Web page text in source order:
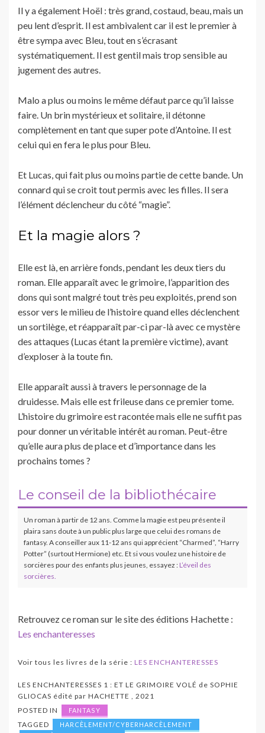
Il y a également Hoël : très grand, costaud, beau, mais un
peu lent d’esprit. Il est ambivalent car il est le premier à
être sympa avec Bleu, tout en s’écrasant
systématiquement. Il est gentil mais trop sensible au
jugement des autres.
Malo a plus ou moins le même défaut parce qu’il laisse
faire. Un brin mystérieux et solitaire, il détonne
complètement en tant que super pote d’Antoine. Il est
celui qui en fera le plus pour Bleu.
Et Lucas, qui fait plus ou moins partie de cette bande. Un
connard qui se croit tout permis avec les filles. Il sera
l’élément déclencheur du côté “magie”.
Et la magie alors ?
Elle est là, en arrière fonds, pendant les deux tiers du
roman. Elle apparaît avec le grimoire, l’apparition des
dons qui sont malgré tout très peu exploités, prend son
essor vers le milieu de l’histoire quand elles déclenchent
un sortilège, et réapparaît par-ci par-là avec ce mystère
des attaques (Lucas étant la première victime), avant
d’exploser à la toute fin.
Elle apparaît aussi à travers le personnage de la
druidesse. Mais elle est frileuse dans ce premier tome.
L’histoire du grimoire est racontée mais elle ne suffit pas
pour donner un véritable intérêt au roman. Peut-être
qu’elle aura plus de place et d’importance dans les
prochains tomes ?
Le conseil de la bibliothécaire
Un roman à partir de 12 ans. Comme la magie est peu présente il
plaira sans doute à un public plus large que celui des romans de
fantasy. A conseiller aux 11-12 ans qui apprécient “Charmed”, “Harry
Potter” (surtout Hermione) etc. Et si vous voulez une histoire de
sorcières pour des enfants plus jeunes, essayez : L’éveil des
sorcières.
Retrouvez ce roman sur le site des éditions Hachette :
Les enchanteresses
Voir tous les livres de la série : LES ENCHANTERESSES
LES ENCHANTERESSES 1 : ET LE GRIMOIRE VOLÉ de SOPHIE
GLIOCAS édité par HACHETTE
2021
POSTED IN
FANTASY
TAGGED
HARCÈLEMENT/CYBERHARCÈLEMENT